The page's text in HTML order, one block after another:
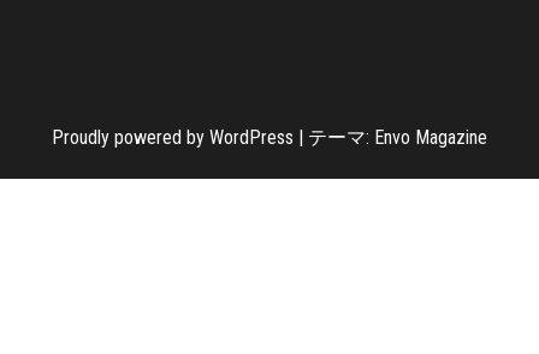
Proudly powered by WordPress | テーマ: Envo Magazine